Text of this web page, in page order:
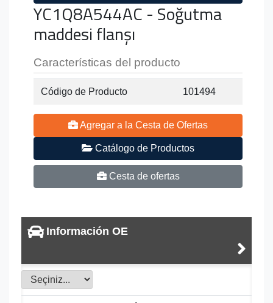
YC1Q8A544AC - Soğutma
maddesi flanşı
Características del producto
Código de Producto 101494
Agregar a la Cesta de Ofertas
Catálogo de Productos
Cesta de ofertas
Información OE